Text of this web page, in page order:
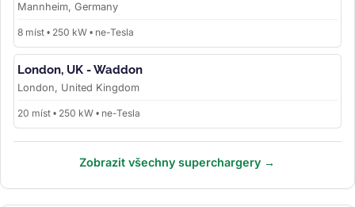
Mannheim, Germany
8 míst • 250 kW • ne-Tesla
London, UK - Waddon
London, United Kingdom
20 míst • 250 kW • ne-Tesla
Zobrazit všechny superchargery →